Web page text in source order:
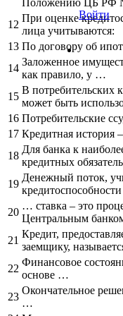
Войти
Положению ЦБ РФ №
12
При оценке
лица учитываются:
13 По договору об
14
Заложенное
как правило, у …
15
В потребительских
может быть
16 Потребительские
17 Кредитная история
18
Для банка к
кредитных
19
Денежный поток,
20
… ставка – это
Центральным
21
Кредит,
заемщику,
22
Финансовое
основе …
23
Окончательное
…